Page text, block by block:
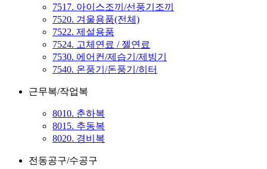
7517. 아이스조끼/선풍기조끼
7520. 겨울용품(전체)
7522. 제설용품
7524. 고체연료 / 젤연료
7530. 에어컨/제습기/제빙기
7540. 온풍기/돈풍기/히터
근무복/작업복
8010. 춘하복
8015. 추동복
8020. 경비복
전동공구/수공구